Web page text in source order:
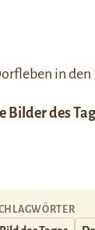
in den
Bilder des